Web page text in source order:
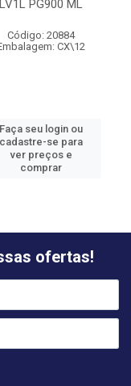
LV1L PG900 ML
Código: 20884
CX\12
Faça seu login ou
cadastre-se para
ver preços e
comprar
ofertas!